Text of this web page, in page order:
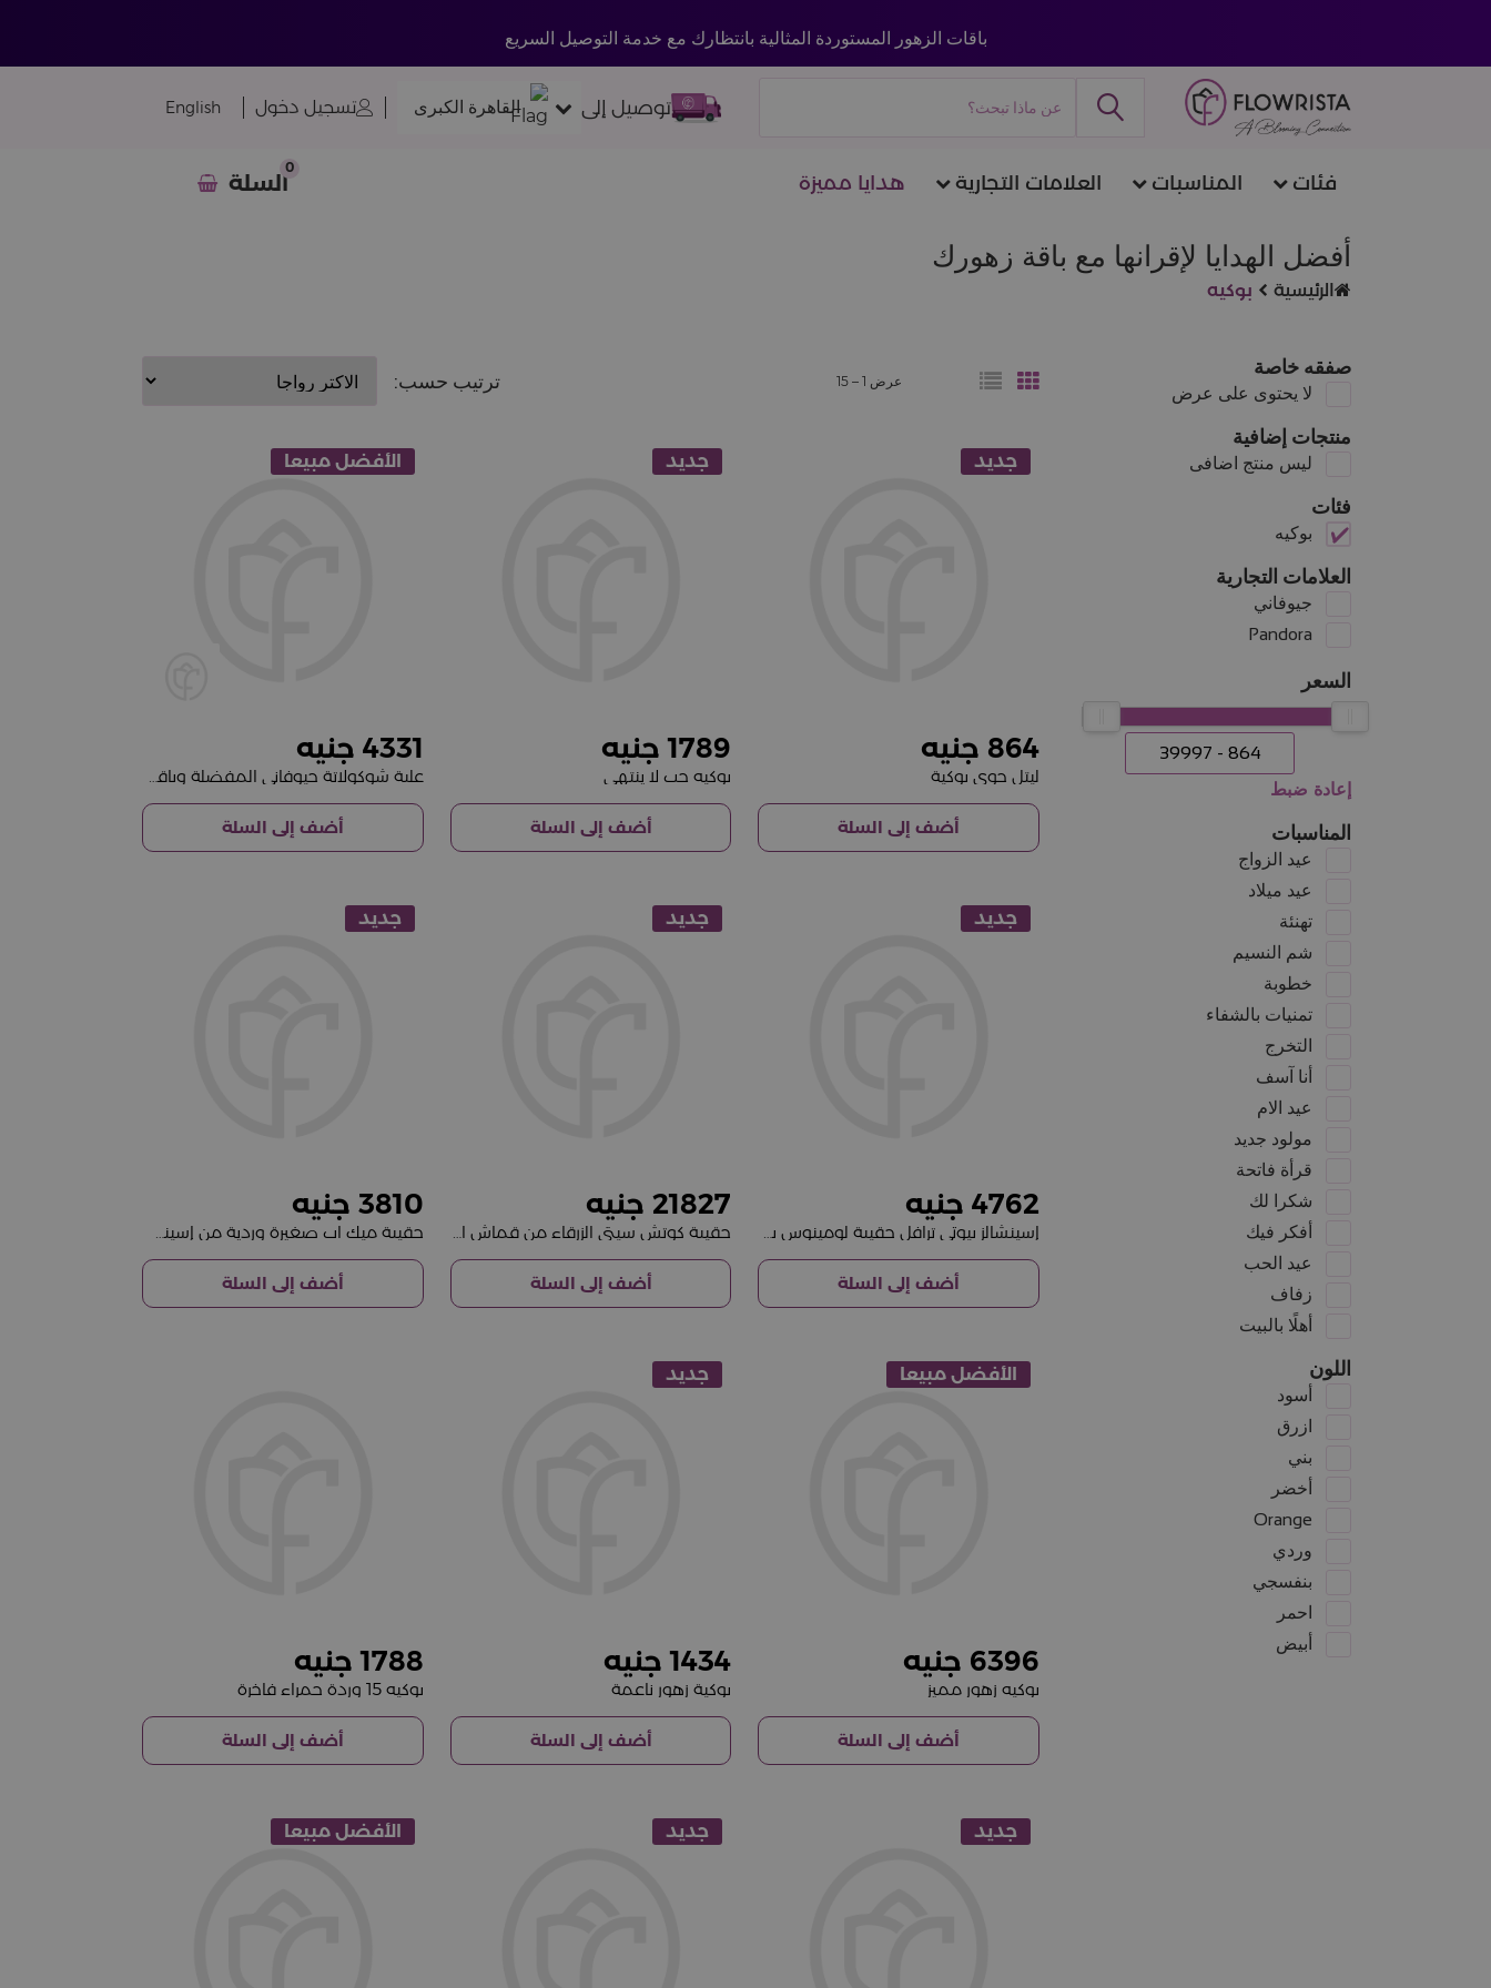
باقات الزهور المستوردة المثالية بانتظارك مع خدمة التوصيل السريع
توصيل إلى القاهرة الكبرى تسجيل دخول English
فئات المناسبات العلامات التجارية هدايا مميزة السلة
0
أفضل الهدايا لإقرانها مع باقة زهورك
الرئيسية بوكيه
صفقه خاصة
لا يحتوى على عرض
منتجات إضافية
ليس منتج اضافى
فئات
بوكيه
العلامات التجارية
جيوفاني
Pandora
السعر
إعادة ضبط
المناسبات
عيد الزواج
عيد ميلاد
تهنئة
شم النسيم
خطوبة
تمنيات بالشفاء
التخرج
أنا آسف
عيد الام
مولود جديد
قرأة فاتحة
شكرا لك
أفكر فيك
عيد الحب
زفاف
أهلًا بالبيت
اللون
أسود
ازرق
بني
أخضر
Orange
وردي
بنفسجي
احمر
أبيض
عرض 1 – 15 ترتيب حسب:
جديد
864
ليتل جوي بوكية
أضف إلى السلة
جديد
1789
بوكيه حب لا ينتهي
أضف إلى السلة
الأفضل مبيعا
4331
أضف إلى السلة
جديد
4762
إسينشالز بيوتي ترافل حقيبة لومينوس بينك مع باقة من 15 وردة وردية
أضف إلى السلة
جديد
21827
حقيبة كوتش سيتي الزرقاء من قماش الكانفاس المميز مع باقة من 15 وردة حمراء
أضف إلى السلة
جديد
3810
حقيبة ميك اب صغيرة وردية من إسينشالز مع باقة من 15 وردة حمراء
أضف إلى السلة
الأفضل مبيعا
6396
بوكيه زهور مميز
أضف إلى السلة
جديد
1434
بوكية زهور ناعمة
أضف إلى السلة
1788
بوكيه 15 وردة حمراء فاخرة
أضف إلى السلة
جديد جديد الأفضل مبيعا